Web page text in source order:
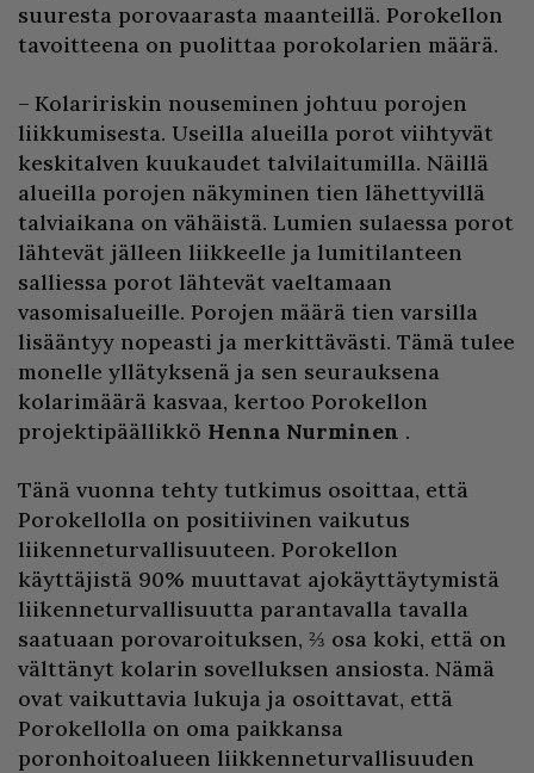
suuresta porovaarasta maanteillä. Porokellon
tavoitteena on puolittaa porokolarien määrä.
– Kolaririskin nouseminen johtuu porojen
liikkumisesta. Useilla alueilla porot viihtyvät
keskitalven kuukaudet talvilaitumilla. Näillä
alueilla porojen näkyminen tien lähettyvillä
talviaikana on vähäistä. Lumien sulaessa porot
lähtevät jälleen liikkeelle ja lumitilanteen
salliessa porot lähtevät vaeltamaan
vasomisalueille. Porojen määrä tien varsilla
lisääntyy nopeasti ja merkittävästi. Tämä tulee
monelle yllätyksenä ja sen seurauksena
kolarimäärä kasvaa, kertoo Porokellon
projektipäällikkö Henna Nurminen .
Tänä vuonna tehty tutkimus osoittaa, että
Porokellolla on positiivinen vaikutus
liikenneturvallisuuteen. Porokellon
käyttäjistä 90% muuttavat ajokäyttäytymistä
liikenneturvallisuutta parantavalla tavalla
saatuaan porovaroituksen, ⅔ osa koki, että on
välttänyt kolarin sovelluksen ansiosta. Nämä
ovat vaikuttavia lukuja ja osoittavat, että
Porokellolla on oma paikkansa
poronhoitoalueen liikkenneturvallisuuden